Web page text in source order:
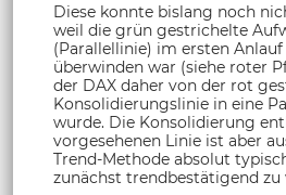
Diese konnte bislang noch
weil die grün gestrichelte
(Parallellinie) im ersten
überwinden war (siehe roter
der DAX daher von der rot
Konsolidierungslinie in eine
wurde. Die Konsolidierung
vorgesehenen Linie ist aber
Trend-Methode absolut
zunächst trendbestätigend zu